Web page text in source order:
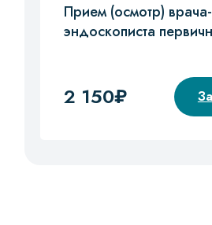
Прием (осмотр) врача-
эндоскописта
2 150₽